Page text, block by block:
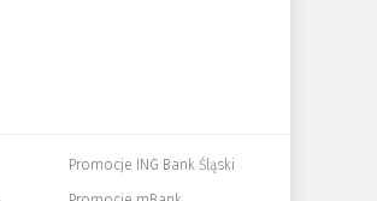
Promocje ING Bank Śląski